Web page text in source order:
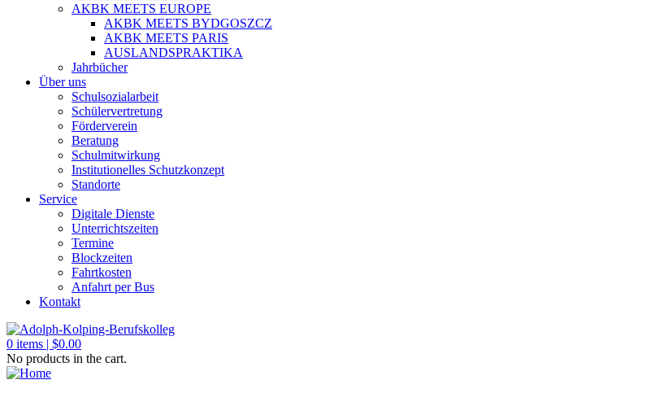
AKBK MEETS EUROPE
AKBK MEETS BYDGOSZCZ
AKBK MEETS PARIS
AUSLANDSPRAKTIKA
Jahrbücher
Über uns
Schulsozialarbeit
Schülervertretung
Förderverein
Beratung
Schulmitwirkung
Institutionelles Schutzkonzept
Standorte
Service
Digitale Dienste
Unterrichtszeiten
Termine
Blockzeiten
Fahrtkosten
Anfahrt per Bus
Kontakt
0 items | $0.00
No products in the cart.